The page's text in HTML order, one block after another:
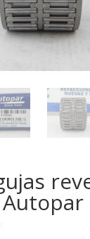
Autopar